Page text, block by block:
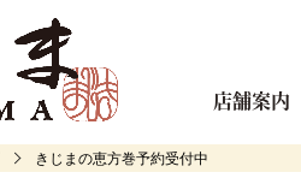
店舗案内
きじまの恵方巻予約受付中